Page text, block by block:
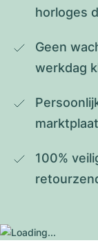
horloges
Geen
werkdag
100%